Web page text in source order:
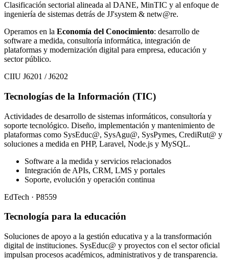
Clasificación sectorial alineada al DANE, MinTIC y al enfoque de
ingeniería de sistemas detrás de JJ'system & netw@re.
Operamos en la Economía del Conocimiento: desarrollo de
software a medida, consultoría informática, integración de
plataformas y modernización digital para empresa, educación y
sector público.
CIIU J6201 / J6202
Tecnologías de la Información (TIC)
Actividades de desarrollo de sistemas informáticos, consultoría y
soporte tecnológico. Diseño, implementación y mantenimiento de
plataformas como SysEduc@, SysAgu@, SysPymes, CrediRut@ y
soluciones a medida en PHP, Laravel, Node.js y MySQL.
Software a la medida y servicios relacionados
Integración de APIs, CRM, LMS y portales
Soporte, evolución y operación continua
EdTech · P8559
Tecnología para la educación
Soluciones de apoyo a la gestión educativa y a la transformación
digital de instituciones. SysEduc@ y proyectos con el sector oficial
impulsan procesos académicos, administrativos y de transparencia.